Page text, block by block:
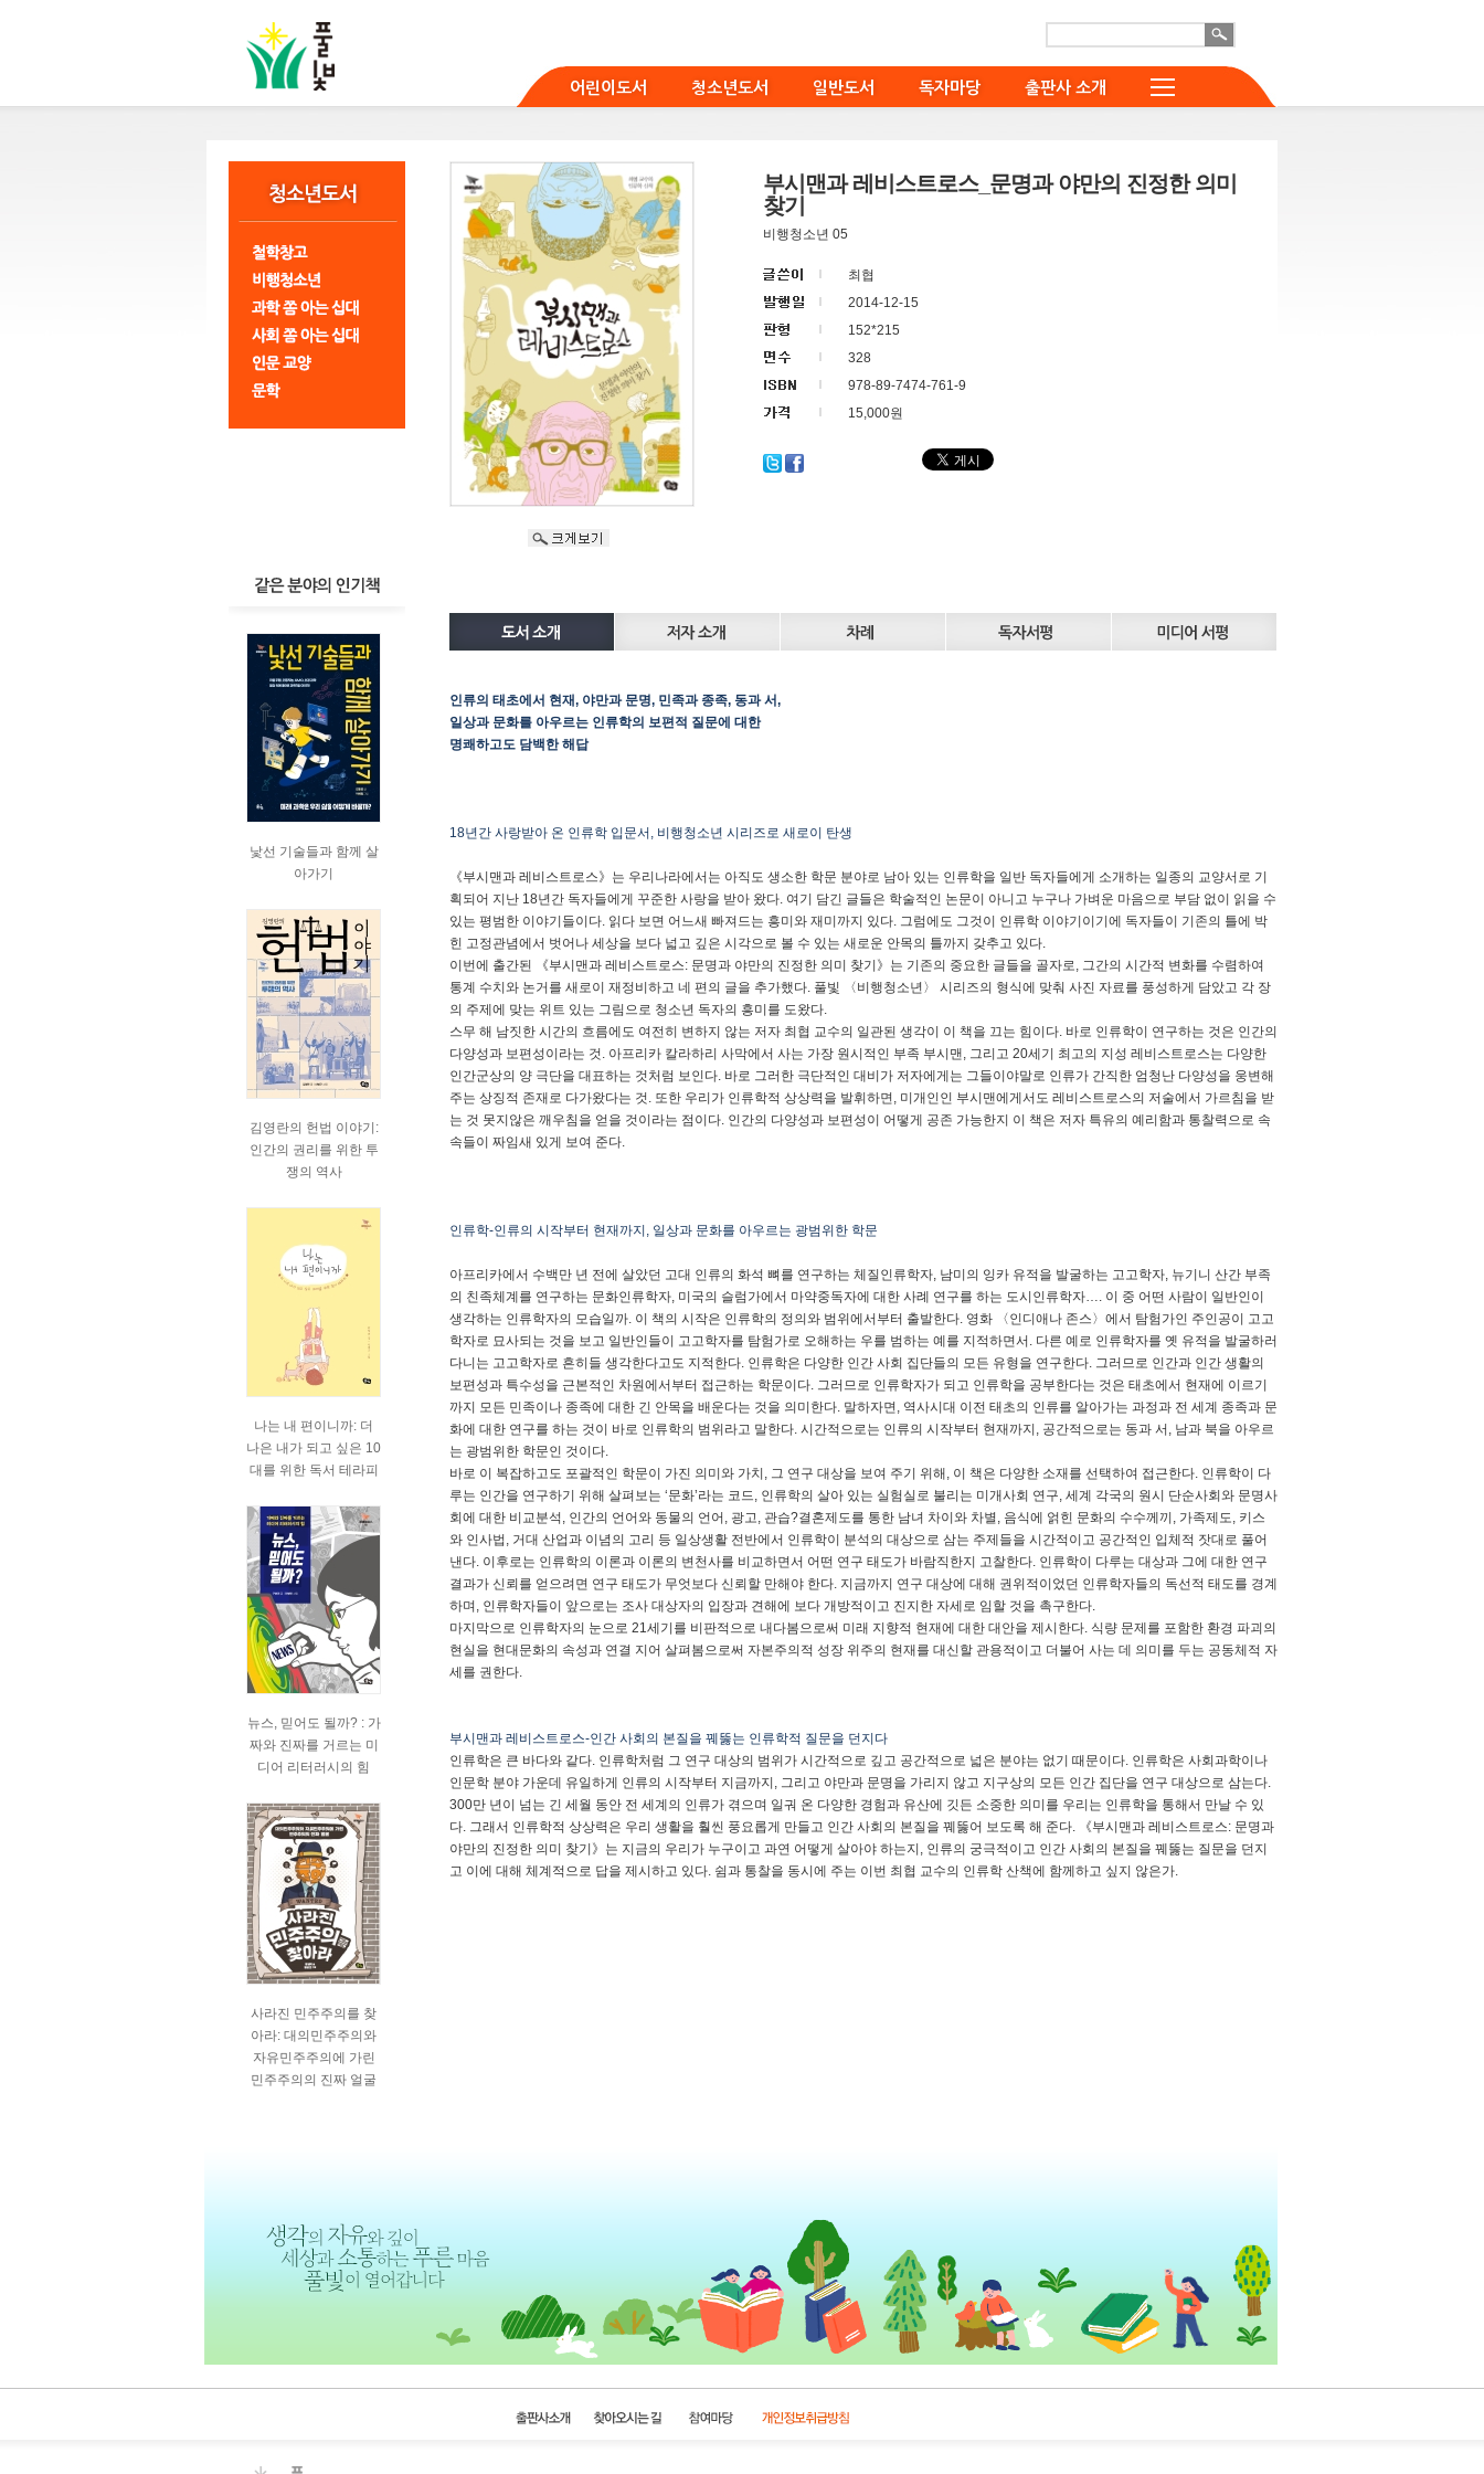
어린이도서 청소년도서 일반도서 독자마당 출판사 소개
낯선 기술들과 함께 살
아가기
김영란의 헌법 이야기:
인간의 권리를 위한 투
쟁의 역사
나는 내 편이니까: 더
나은 내가 되고 싶은 10
대를 위한 독서 테라피
뉴스, 믿어도 될까? : 가
짜와 진짜를 거르는 미
디어 리터러시의 힘
사라진 민주주의를 찾
아라: 대의민주주의와
자유민주주의에 가린
민주주의의 진짜 얼굴
부시맨과 레비스트로스_문명과 야만의 진정한 의미
찾기
비행청소년 05
최협
2014-12-15
152*215
328
978-89-7474-761-9
15,000원
인류의 태초에서 현재, 야만과 문명, 민족과 종족, 동과 서,
일상과 문화를 아우르는 인류학의 보편적 질문에 대한
명쾌하고도 담백한 해답
18년간 사랑받아 온 인류학 입문서, 비행청소년 시리즈로 새로이 탄생
《부시맨과 레비스트로스》는 우리나라에서는 아직도 생소한 학문 분야로 남아 있는 인류학을 일반 독자들에게 소개하는 일종의 교양서로 기
획되어 지난 18년간 독자들에게 꾸준한 사랑을 받아 왔다. 여기 담긴 글들은 학술적인 논문이 아니고 누구나 가벼운 마음으로 부담 없이 읽을 수
있는 평범한 이야기들이다. 읽다 보면 어느새 빠져드는 흥미와 재미까지 있다. 그럼에도 그것이 인류학 이야기이기에 독자들이 기존의 틀에 박
힌 고정관념에서 벗어나 세상을 보다 넓고 깊은 시각으로 볼 수 있는 새로운 안목의 틀까지 갖추고 있다.
이번에 출간된 《부시맨과 레비스트로스: 문명과 야만의 진정한 의미 찾기》는 기존의 중요한 글들을 골자로, 그간의 시간적 변화를 수렴하여
통계 수치와 논거를 새로이 재정비하고 네 편의 글을 추가했다. 풀빛 〈비행청소년〉 시리즈의 형식에 맞춰 사진 자료를 풍성하게 담았고 각 장
의 주제에 맞는 위트 있는 그림으로 청소년 독자의 흥미를 도왔다.
스무 해 남짓한 시간의 흐름에도 여전히 변하지 않는 저자 최협 교수의 일관된 생각이 이 책을 끄는 힘이다. 바로 인류학이 연구하는 것은 인간의
다양성과 보편성이라는 것. 아프리카 칼라하리 사막에서 사는 가장 원시적인 부족 부시맨, 그리고 20세기 최고의 지성 레비스트로스는 다양한
인간군상의 양 극단을 대표하는 것처럼 보인다. 바로 그러한 극단적인 대비가 저자에게는 그들이야말로 인류가 간직한 엄청난 다양성을 웅변해
주는 상징적 존재로 다가왔다는 것. 또한 우리가 인류학적 상상력을 발휘하면, 미개인인 부시맨에게서도 레비스트로스의 저술에서 가르침을 받
는 것 못지않은 깨우침을 얻을 것이라는 점이다. 인간의 다양성과 보편성이 어떻게 공존 가능한지 이 책은 저자 특유의 예리함과 통찰력으로 속
속들이 짜임새 있게 보여 준다.
인류학-인류의 시작부터 현재까지, 일상과 문화를 아우르는 광범위한 학문
아프리카에서 수백만 년 전에 살았던 고대 인류의 화석 뼈를 연구하는 체질인류학자, 남미의 잉카 유적을 발굴하는 고고학자, 뉴기니 산간 부족
의 친족체계를 연구하는 문화인류학자, 미국의 슬럼가에서 마약중독자에 대한 사례 연구를 하는 도시인류학자…. 이 중 어떤 사람이 일반인이
생각하는 인류학자의 모습일까. 이 책의 시작은 인류학의 정의와 범위에서부터 출발한다. 영화 〈인디애나 존스〉에서 탐험가인 주인공이 고고
학자로 묘사되는 것을 보고 일반인들이 고고학자를 탐험가로 오해하는 우를 범하는 예를 지적하면서. 다른 예로 인류학자를 옛 유적을 발굴하러
다니는 고고학자로 흔히들 생각한다고도 지적한다. 인류학은 다양한 인간 사회 집단들의 모든 유형을 연구한다. 그러므로 인간과 인간 생활의
보편성과 특수성을 근본적인 차원에서부터 접근하는 학문이다. 그러므로 인류학자가 되고 인류학을 공부한다는 것은 태초에서 현재에 이르기
까지 모든 민족이나 종족에 대한 긴 안목을 배운다는 것을 의미한다. 말하자면, 역사시대 이전 태초의 인류를 알아가는 과정과 전 세계 종족과 문
화에 대한 연구를 하는 것이 바로 인류학의 범위라고 말한다. 시간적으로는 인류의 시작부터 현재까지, 공간적으로는 동과 서, 남과 북을 아우르
는 광범위한 학문인 것이다.
바로 이 복잡하고도 포괄적인 학문이 가진 의미와 가치, 그 연구 대상을 보여 주기 위해, 이 책은 다양한 소재를 선택하여 접근한다. 인류학이 다
루는 인간을 연구하기 위해 살펴보는 ‘문화’라는 코드, 인류학의 살아 있는 실험실로 불리는 미개사회 연구, 세계 각국의 원시 단순사회와 문명사
회에 대한 비교분석, 인간의 언어와 동물의 언어, 광고, 관습?결혼제도를 통한 남녀 차이와 차별, 음식에 얽힌 문화의 수수께끼, 가족제도, 키스
와 인사법, 거대 산업과 이념의 고리 등 일상생활 전반에서 인류학이 분석의 대상으로 삼는 주제들을 시간적이고 공간적인 입체적 잣대로 풀어
낸다. 이후로는 인류학의 이론과 이론의 변천사를 비교하면서 어떤 연구 태도가 바람직한지 고찰한다. 인류학이 다루는 대상과 그에 대한 연구
결과가 신뢰를 얻으려면 연구 태도가 무엇보다 신뢰할 만해야 한다. 지금까지 연구 대상에 대해 권위적이었던 인류학자들의 독선적 태도를 경계
하며, 인류학자들이 앞으로는 조사 대상자의 입장과 견해에 보다 개방적이고 진지한 자세로 임할 것을 촉구한다.
마지막으로 인류학자의 눈으로 21세기를 비판적으로 내다봄으로써 미래 지향적 현재에 대한 대안을 제시한다. 식량 문제를 포함한 환경 파괴의
현실을 현대문화의 속성과 연결 지어 살펴봄으로써 자본주의적 성장 위주의 현재를 대신할 관용적이고 더불어 사는 데 의미를 두는 공동체적 자
세를 권한다.
부시맨과 레비스트로스-인간 사회의 본질을 꿰뚫는 인류학적 질문을 던지다
인류학은 큰 바다와 같다. 인류학처럼 그 연구 대상의 범위가 시간적으로 깊고 공간적으로 넓은 분야는 없기 때문이다. 인류학은 사회과학이나
인문학 분야 가운데 유일하게 인류의 시작부터 지금까지, 그리고 야만과 문명을 가리지 않고 지구상의 모든 인간 집단을 연구 대상으로 삼는다.
300만 년이 넘는 긴 세월 동안 전 세계의 인류가 겪으며 일궈 온 다양한 경험과 유산에 깃든 소중한 의미를 우리는 인류학을 통해서 만날 수 있
다. 그래서 인류학적 상상력은 우리 생활을 훨씬 풍요롭게 만들고 인간 사회의 본질을 꿰뚫어 보도록 해 준다. 《부시맨과 레비스트로스: 문명과
야만의 진정한 의미 찾기》는 지금의 우리가 누구이고 과연 어떻게 살아야 하는지, 인류의 궁극적이고 인간 사회의 본질을 꿰뚫는 질문을 던지
고 이에 대해 체계적으로 답을 제시하고 있다. 쉼과 통찰을 동시에 주는 이번 최협 교수의 인류학 산책에 함께하고 싶지 않은가.